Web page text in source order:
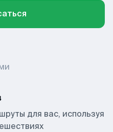
для вас, используя